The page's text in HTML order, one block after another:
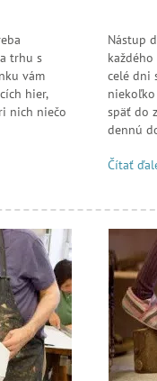
trhu s
vám
hier,
nich niečo
Nástup
celé dni
niekoľko
späť do
dennú
Čítať